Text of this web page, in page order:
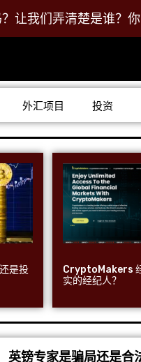
让我们弄清楚是谁？你
外汇项目 投资
是投
CryptoMakers
实的经纪人？
英镑专家是骗局还是合